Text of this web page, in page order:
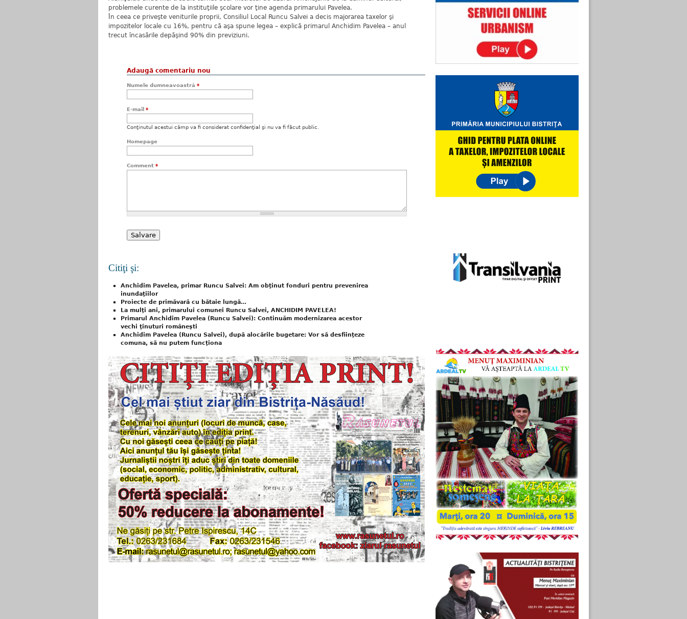
problemele curente de la instituţiile şcolare vor ţine agenda primarului Pavelea.
În ceea ce priveşte veniturile proprii, Consiliul Local Runcu Salvei a decis majorarea taxelor şi
impozitelor locale cu 16%, pentru că aşa spune legea – explică primarul Anchidim Pavelea – anul
trecut încasările depăşind 90% din previziuni.
Adaugă comentariu nou
Numele dumneavoastră *
E-mail *
Conţinutul acestui câmp va fi considerat confidenţial şi nu va fi făcut public.
Homepage
Comment *
Citiţi şi:
Anchidim Pavelea, primar Runcu Salvei: Am obţinut fonduri pentru prevenirea
inundaţiilor
Proiecte de primăvară cu bătaie lungă…
La mulţi ani, primarului comunei Runcu Salvei, ANCHIDIM PAVELEA!
Primarul Anchidim Pavelea (Runcu Salvei): Continuăm modernizarea acestor
vechi ţinuturi româneşti
Anchidim Pavelea (Runcu Salvei), după alocările bugetare: Vor să desfiinţeze
comuna, să nu putem funcţiona